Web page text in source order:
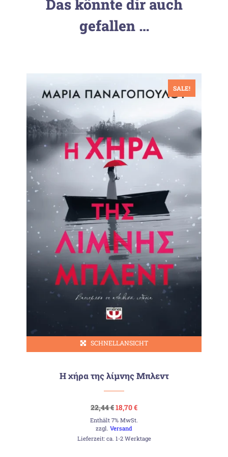
Das könnte dir auch
gefallen …
SALE!
SCHNELLANSICHT
Η χήρα της λίμνης Μπλεντ
22,44€Ursprünglicher
Preis
war:
22,44 €
18,70€Aktueller
ist:
Enthält 7% MwSt.
zzgl.Versand
Lieferzeit: ca. 1-2 Werktage